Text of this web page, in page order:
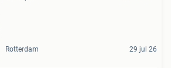
Rotterdam 29 jul 26